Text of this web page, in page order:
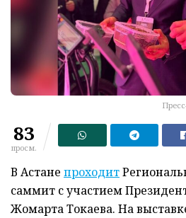
83
просм.
В Астане проходит
саммит с участием
Жомарта Токаева. На